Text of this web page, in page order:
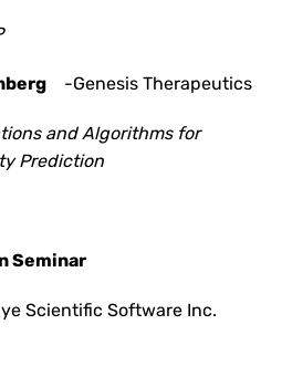
-Genesis Therapeutics
and Algorithms for
Prediction
Seminar
Scientific Software Inc.